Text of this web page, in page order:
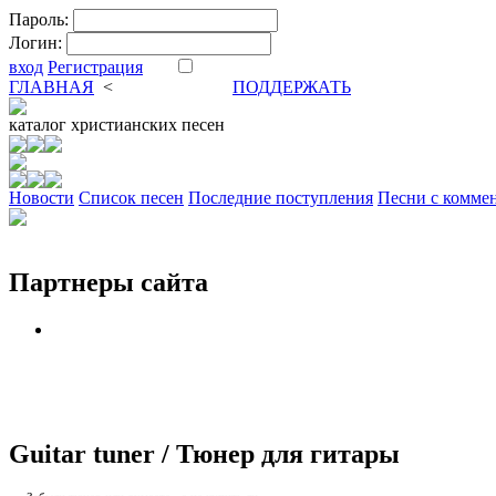
Пароль:
Логин:
вход Регистрация
ГЛАВНАЯ <
ПОДДЕРЖАТЬ
каталог христианских песен
Новости Cписок песен Последние поступления Песни с
Партнеры сайта
Guitar tuner / Тюнер для гитары